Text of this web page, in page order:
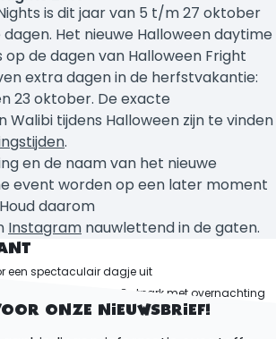
is dit jaar van 5 t/m 27 oktober
Het nieuwe Halloween daytime
de dagen van Halloween Fright
extra dagen in de herfstvakantie:
en 23 oktober. De exacte
Walibi tijdens Halloween zijn te vinden
.
en de naam van het nieuwe
event worden op een later moment
daarom
Instagram nauwlettend in de gaten.
een spectaculair dagje uit
Walibi Village Pretpark met overnachting
ONZE NIEUWSBRIEF!